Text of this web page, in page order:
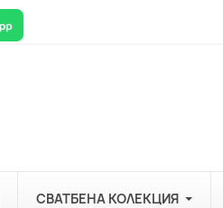
СВАТБЕНА КОЛЕКЦИЯ